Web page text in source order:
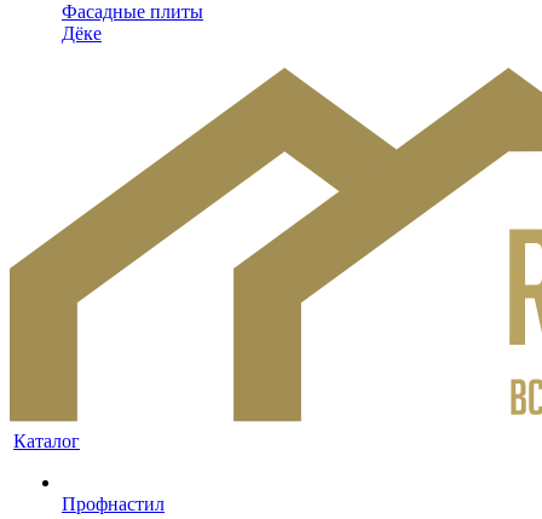
Фасадные плиты
Дёке
Каталог
Профнастил